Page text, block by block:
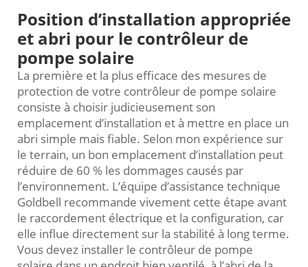
Position d’installation appropriée
et abri pour le contrôleur de
pompe solaire
La première et la plus efficace des mesures de
protection de votre contrôleur de pompe solaire
consiste à choisir judicieusement son
emplacement d’installation et à mettre en place un
abri simple mais fiable. Selon mon expérience sur
le terrain, un bon emplacement d’installation peut
réduire de 60 % les dommages causés par
l’environnement. L’équipe d’assistance technique
Goldbell recommande vivement cette étape avant
le raccordement électrique et la configuration, car
elle influe directement sur la stabilité à long terme.
Vous devez installer le contrôleur de pompe